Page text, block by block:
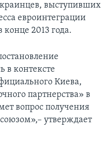
выступивших
евроинтеграции
2013 года.
в контексте
Киева,
партнерства» в
вопрос получения
утверждает